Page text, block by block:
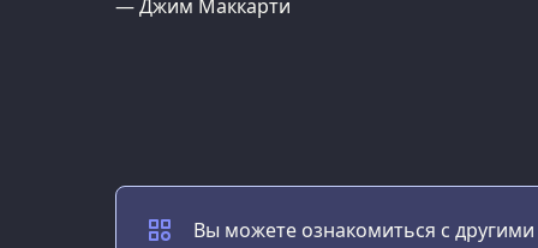
— Джим Маккарти
Вы можете ознакомиться с